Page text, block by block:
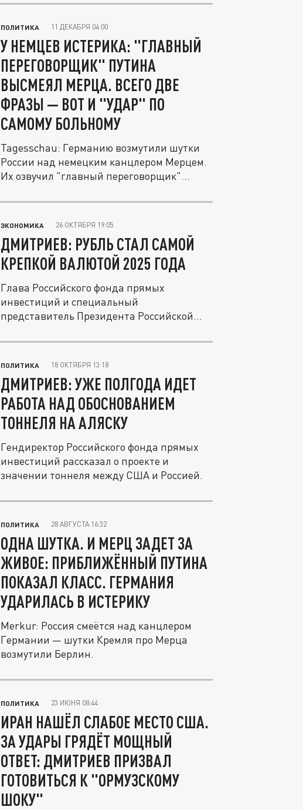
ПОЛИТИКА 11 ДЕКАБРЯ 04:00
У НЕМЦЕВ ИСТЕРИКА: "ГЛАВНЫЙ
ПЕРЕГОВОРЩИК" ПУТИНА
ВЫСМЕЯЛ МЕРЦА. ВСЕГО ДВЕ
ФРАЗЫ — ВОТ И "УДАР" ПО
САМОМУ БОЛЬНОМУ
Tagesschau: Германию возмутили шутки
России над немецким канцлером Мерцем.
Их озвучил "главный переговорщик"...
ЭКОНОМИКА 26 ОКТЯБРЯ 19:05
ДМИТРИЕВ: РУБЛЬ СТАЛ САМОЙ
КРЕПКОЙ ВАЛЮТОЙ 2025 ГОДА
Глава Российского фонда прямых
инвестиций и специальный
представитель Президента Российской
ПОЛИТИКА 18 ОКТЯБРЯ 13:18
ДМИТРИЕВ: УЖЕ ПОЛГОДА ИДЕТ
РАБОТА НАД ОБОСНОВАНИЕМ
ТОННЕЛЯ НА АЛЯСКУ
Гендиректор Российского фонда прямых
инвестиций рассказал о проекте и
значении тоннеля между США и Россией.
ПОЛИТИКА 28 АВГУСТА 16:32
ОДНА ШУТКА. И МЕРЦ ЗАДЕТ ЗА
ЖИВОЕ: ПРИБЛИЖЁННЫЙ ПУТИНА
ПОКАЗАЛ КЛАСС. ГЕРМАНИЯ
УДАРИЛАСЬ В ИСТЕРИКУ
Merkur: Россия смеётся над канцлером
Германии — шутки Кремля про Мерца
возмутили Берлин.
ПОЛИТИКА 23 ИЮНЯ 08:44
ИРАН НАШЁЛ СЛАБОЕ МЕСТО США.
ЗА УДАРЫ ГРЯДЁТ МОЩНЫЙ
ОТВЕТ: ДМИТРИЕВ ПРИЗВАЛ
ГОТОВИТЬСЯ К "ОРМУЗСКОМУ
ШОКУ"